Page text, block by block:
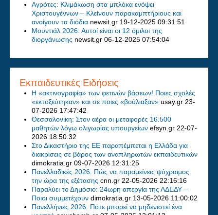
Αγρότες: Κλιμάκωση στα μπλόκα ενόψει
Χριστουγέννων – Κλείνουν παρακαμπτήριους και
ανοίγουν τα διόδια newsit.gr 19-12-2025 09:31:51
Μουντιάλ 2026: Αυτοί είναι οι 12 όμιλοι της
διοργάνωσης newsit.gr 06-12-2025 07:54:04
Εκπαιδευτικές Ειδήσεις
Η «ακτινογραφία» των φετινών βάσεων! Ποιες σχολές
«εκτοξεύτηκαν» και σε ποιες «βούλιαξαν» usay.gr 23-
07-2026 17:47:42
Θεσσαλονίκη: Στον αέρα οι μεταφορές 16.500
μαθητών λόγω ολιγωρίας υπουργείων efsyn.gr 22-07-
2026 18:50:32
Στο Δικαστήριο της ΕΕ παραπέμπεται η Ελλάδα για
διακρίσεις σε βάρος των αναπληρωτών εκπαιδευτικών
dimokratia.gr 09-07-2026 12:31:25
Πανελλαδικές 2026: Πώς να παραμείνεις ψύχραιμος
την ώρα της εξέτασης cnn.gr 22-05-2026 22:16:16
Παραλύει το Δημόσιο: 24ωρη απεργία της ΑΔΕΔΥ –
Ποιοι συμμετέχουν dimokratia.gr 13-05-2026 11:00:02
Πανελλήνιες 2026: Πότε μπορεί να μηδενιστεί ένα